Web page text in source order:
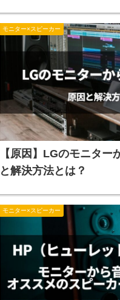
モニター×スピーカー
【原因】LGのモニター
と解決方法とは？
モニター×スピーカー